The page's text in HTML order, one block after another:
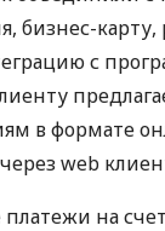
бизнес-
с
в формате
web
на